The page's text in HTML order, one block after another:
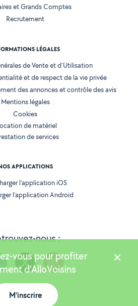
nous :
et Grands Comptes
Recrutement
LÉGALES
de Vente et d'Utilisation
et de respect de la vie privée
des annonces et contrôle des avis
Mentions légales
Cookies
de matériel
de services
APPLICATIONS
l’application iOS
l’application Android
Version 25.6.0
vous pour profiter
d'AlloVoisins
M'inscrire